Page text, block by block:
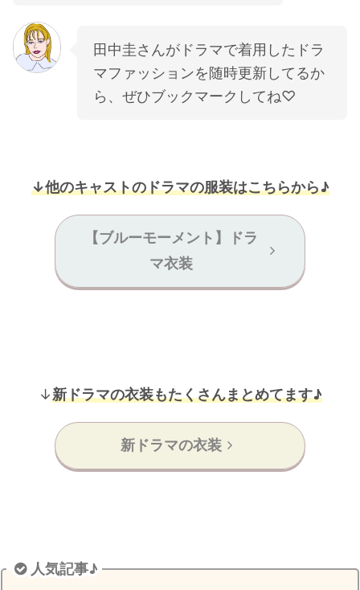
田中圭さんがドラマで着用したドラ
マファッションを随時更新してるか
ら、ぜひブックマークしてね♡
↓他のキャストのドラマの服装はこちらから♪
【ブルーモーメント】ドラ
マ衣装
↓新ドラマの衣装もたくさんまとめてます♪
新ドラマの衣装
人気記事♪